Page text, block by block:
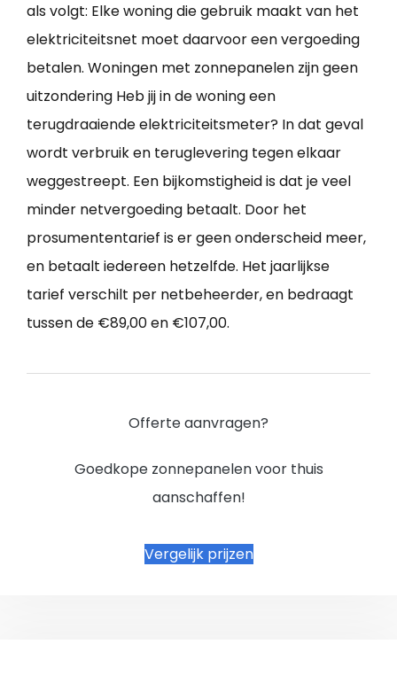
als volgt: Elke woning die gebruik maakt van het
elektriciteitsnet moet daarvoor een vergoeding
betalen. Woningen met zonnepanelen zijn geen
uitzondering Heb jij in de woning een
terugdraaiende elektriciteitsmeter? In dat geval
wordt verbruik en teruglevering tegen elkaar
weggestreept. Een bijkomstigheid is dat je veel
minder netvergoeding betaalt. Door het
prosumententarief is er geen onderscheid meer,
en betaalt iedereen hetzelfde. Het jaarlijkse
tarief verschilt per netbeheerder, en bedraagt
tussen de €89,00 en €107,00.
Offerte aanvragen?
Goedkope zonnepanelen voor thuis
aanschaffen!
Vergelijk prijzen